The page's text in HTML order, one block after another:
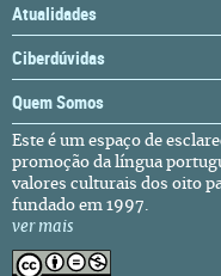
Atualidades
Ciberdúvidas
Quem Somos
Este é um espaço de
promoção da língua
valores culturais dos oito
fundado em 1997.
ver mais